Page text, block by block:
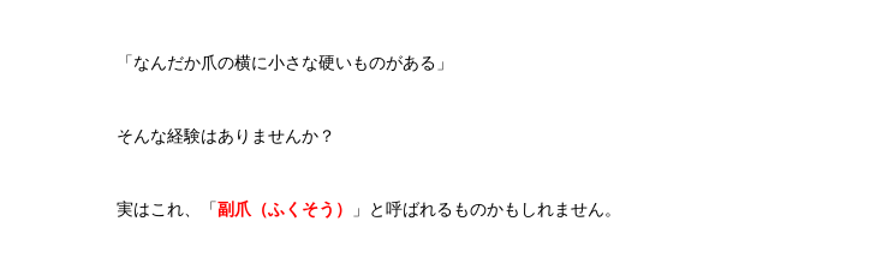
「なんだか爪の横に小さな硬いものがある」
そんな経験はありませんか？
実はこれ、「副爪（ふくそう） 」と呼ばれるものかもしれません。